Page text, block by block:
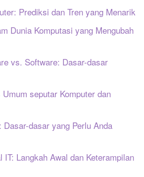
Prediksi dan Tren yang Menarik
Dunia Komputasi yang Mengubah
vs. Software: Dasar-dasar
seputar Komputer dan
Dasar-dasar yang Perlu Anda
IT: Langkah Awal dan Keterampilan